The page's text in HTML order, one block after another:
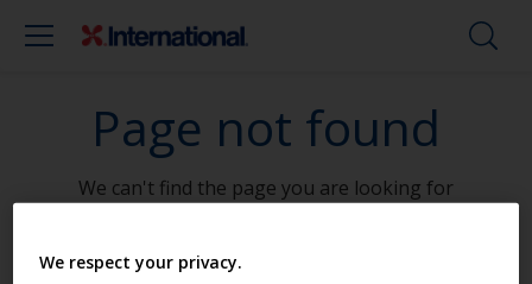
Page not found
We can't find the page you are looking for
Go To Home
We respect your privacy.